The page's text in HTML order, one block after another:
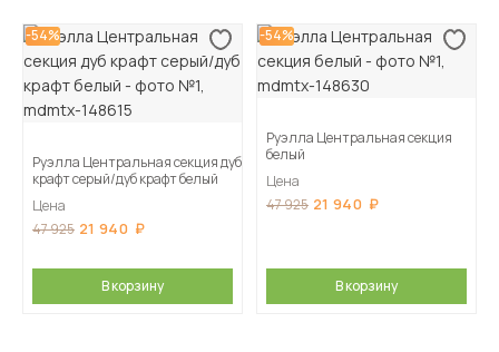
-54%
Руэлла Центральная секция дуб
крафт серый/дуб крафт белый
Цена
47 925 21 940
В корзину
-54%
Руэлла Центральная секция
белый
Цена
47 925 21 940
В корзину